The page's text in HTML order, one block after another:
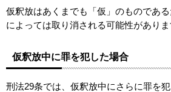
仮釈放はあくまでも「仮」のものであ
によっては取り消される可能性がありま
仮釈放中に罪を犯した場合
刑法29条では、仮釈放中にさらに罪を